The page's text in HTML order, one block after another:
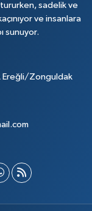
sadelik ve
ve insanlara
sunuyor.
Ereğli/Zonguldak